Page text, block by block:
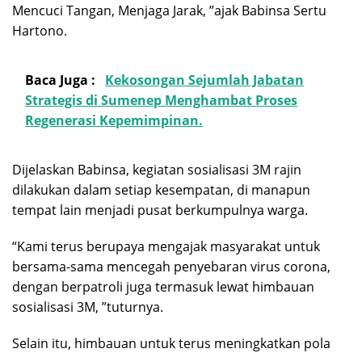
Mencuci Tangan, Menjaga Jarak, ”ajak Babinsa Sertu
Hartono.
Baca Juga :
Kekosongan Sejumlah Jabatan
Strategis di Sumenep Menghambat Proses
Regenerasi Kepemimpinan.
Dijelaskan Babinsa, kegiatan sosialisasi 3M rajin
dilakukan dalam setiap kesempatan, di manapun
tempat lain menjadi pusat berkumpulnya warga.
“Kami terus berupaya mengajak masyarakat untuk
bersama-sama mencegah penyebaran virus corona,
dengan berpatroli juga termasuk lewat himbauan
sosialisasi 3M, ”tuturnya.
Selain itu, himbauan untuk terus meningkatkan pola